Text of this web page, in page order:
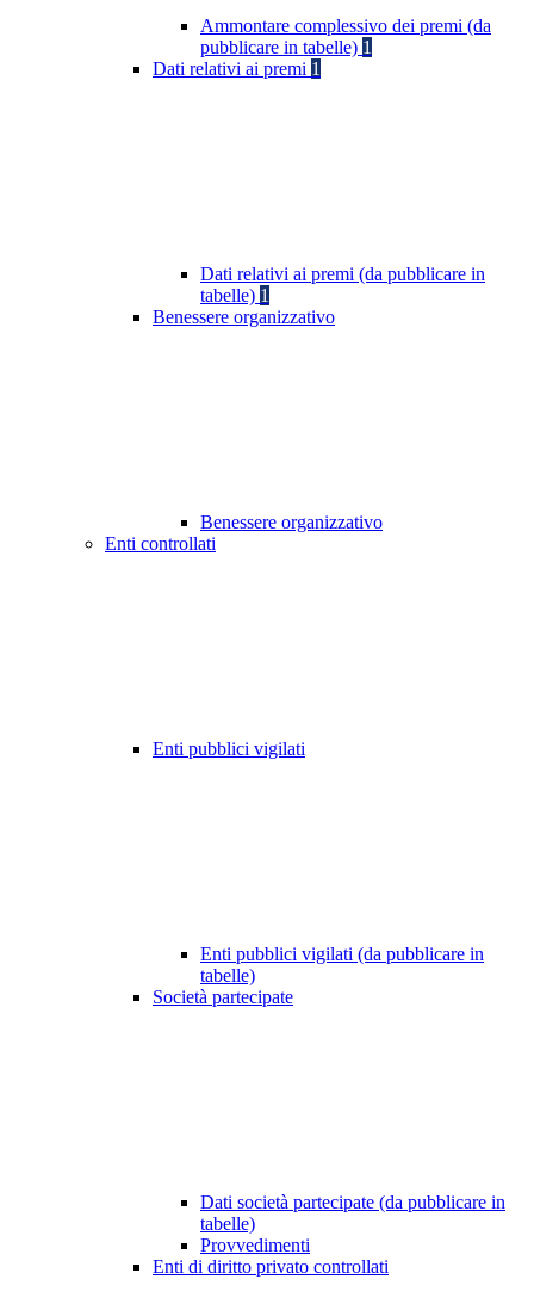
Ammontare complessivo dei premi (da
pubblicare in tabelle) 1
Dati relativi ai premi 1
Dati relativi ai premi (da pubblicare in
tabelle) 1
Benessere organizzativo
Benessere organizzativo
Enti controllati
Enti pubblici vigilati
Enti pubblici vigilati (da pubblicare in
tabelle)
Società partecipate
Dati società partecipate (da pubblicare in
tabelle)
Provvedimenti
Enti di diritto privato controllati